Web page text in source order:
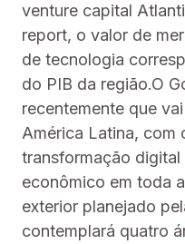
venture capital
report, o valor de
de tecnologia
do PIB da região.O
recentemente que
América Latina, com
transformação
econômico em toda
exterior planejado
contemplará quatro